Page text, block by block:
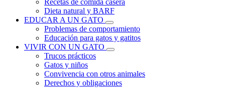
Recetas de comida casera
Dieta natural y BARF
EDUCAR A UN GATO
Problemas de comportamiento
Educación para gatos y gatitos
VIVIR CON UN GATO
Trucos prácticos
Gatos y niños
Convivencia con otros animales
Derechos y obligaciones